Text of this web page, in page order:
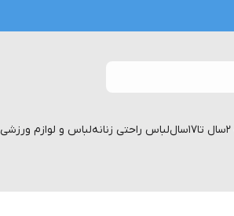
لباس راحتی زنانهلباس و لوازم ورزشی